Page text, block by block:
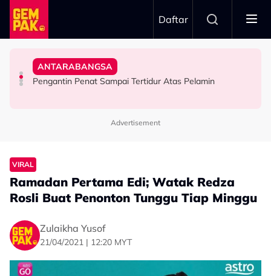
Skip to main content
Daftar
Bawa Anak Ke Klinik, Syasya Rizal Terkejut Dikenali
Doktor
ANTARABANGSA
Pengantin Penat Sampai Tertidur Atas Pelamin
Stacy Kongsi Pernah Berdepan Detik Cemas Digigit
Anjing - “5 Kali Juga Saya…”
“Cik Man, Kurangkanlah Merokok” – Azhan Rani Tak
Sangka Itu Antara Pertemuan Terakhir Bersama
Advertisement
VIRAL
Ramadan Pertama Edi; Watak Redza
Rosli Buat Penonton Tunggu Tiap Minggu
Zulaikha Yusof
21/04/2021 | 12:20 MYT